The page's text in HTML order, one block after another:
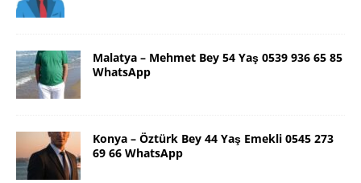
Malatya – Mehmet Bey 54 Yaş 0539 936 65 85
WhatsApp
Konya – Öztürk Bey 44 Yaş Emekli 0545 273
69 66 WhatsApp